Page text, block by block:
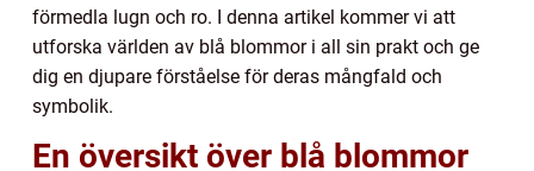
förmedla lugn och ro. I denna artikel kommer vi att
utforska världen av blå blommor i all sin prakt och ge
dig en djupare förståelse för deras mångfald och
symbolik.
En översikt över blå blommor